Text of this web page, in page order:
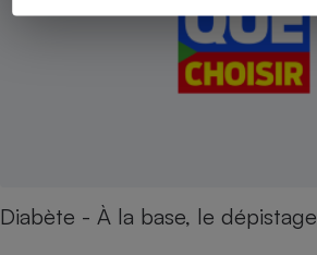
Diabète - À la base, le dépistage